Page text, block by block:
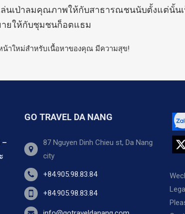
ล่นเป่าลมคุณภาพให้กับสาธารณชนนับตั้งแต่นั้น
ายให้กับชุมชนก็อตแธม
น้าใหม่สำหรับเนื้อหาของคุณ มีความสุข!
–
GO TRAVEL DA NANG
87 Nguyen Dinh Chieu st, Da Nang
city
+84.905.98.83.84
+84.905.98.83.84